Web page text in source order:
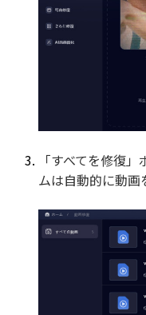
「すべてを修復
ムは自動的に動画